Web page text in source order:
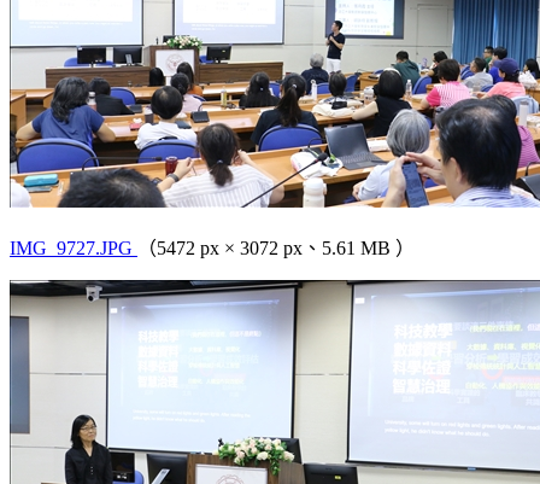
IMG_9727.JPG （5472 px × 3072 px、5.61 MB ）